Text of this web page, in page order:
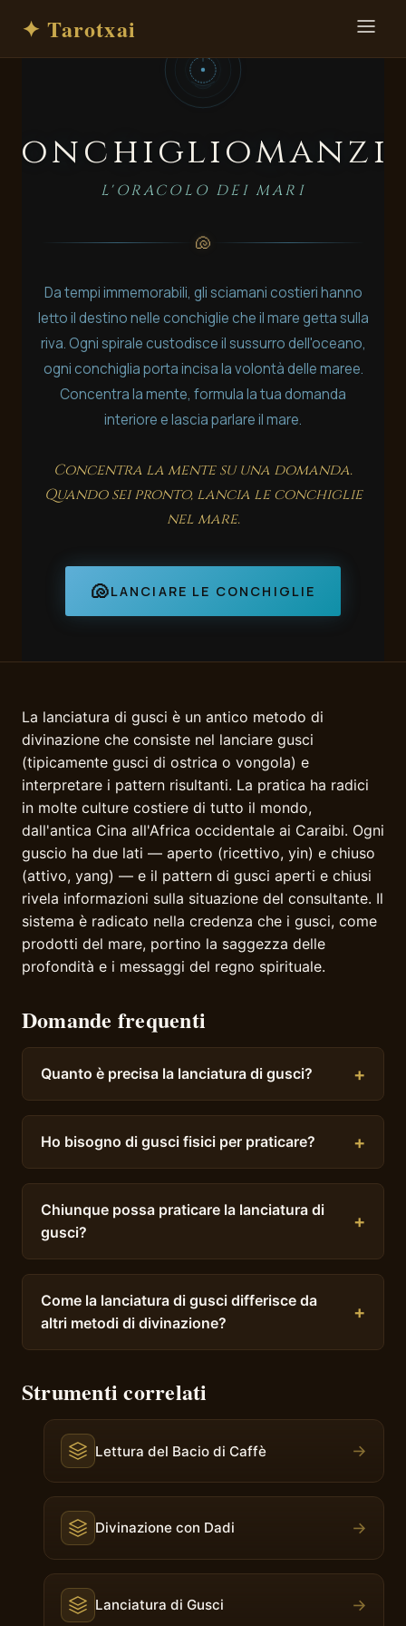
✦ Tarotxai
L'ORACOLO DEI MARI
🐚
Da tempi immemorabili, gli sciamani costieri hanno
letto il destino nelle conchiglie che il mare getta sulla
riva. Ogni spirale custodisce il sussurro dell'oceano,
ogni conchiglia porta incisa la volontà delle maree.
Concentra la mente, formula la tua domanda
interiore e lascia parlare il mare.
Concentra la mente su una domanda.
Quando sei pronto, lancia le conchiglie
nel mare.
🐚LANCIARE LE CONCHIGLIE
La lanciatura di gusci è un antico metodo di
divinazione che consiste nel lanciare gusci
(tipicamente gusci di ostrica o vongola) e
interpretare i pattern risultanti. La pratica ha radici
in molte culture costiere di tutto il mondo,
dall'antica Cina all'Africa occidentale ai Caraibi. Ogni
guscio ha due lati — aperto (ricettivo, yin) e chiuso
(attivo, yang) — e il pattern di gusci aperti e chiusi
rivela informazioni sulla situazione del consultante. Il
sistema è radicato nella credenza che i gusci, come
prodotti del mare, portino la saggezza delle
profondità e i messaggi del regno spirituale.
Domande frequenti
Quanto è precisa la lanciatura di gusci?
Ho bisogno di gusci fisici per praticare?
Chiunque possa praticare la lanciatura di
gusci?
Come la lanciatura di gusci differisce da
altri metodi di divinazione?
Strumenti correlati
Lettura del Bacio di Caffè →
Divinazione con Dadi →
Lanciatura di Gusci →